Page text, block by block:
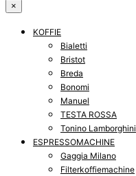
×
KOFFIE
Bialetti
Bristot
Breda
Bonomi
Manuel
TESTA ROSSA
Tonino Lamborghini
ESPRESSOMACHINE
Gaggia Milano
Filterkoffiemachine